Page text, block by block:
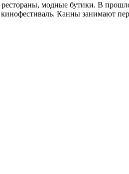
модные бутики. В
Канны занимают